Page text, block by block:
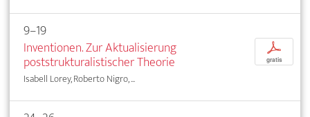
9–19
Inventionen. Zur Aktualisierung
poststrukturalistischer Theorie
Isabell Lorey, Roberto Nigro, ...
p
gratis